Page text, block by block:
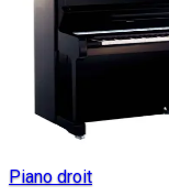
Piano droit